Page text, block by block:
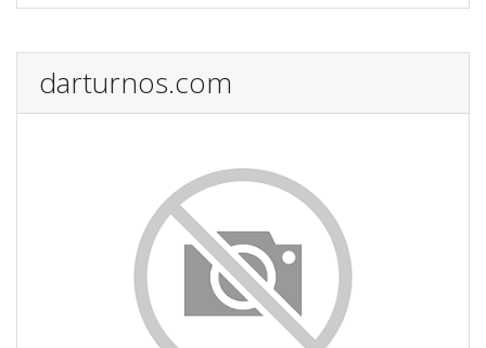
darturnos.com